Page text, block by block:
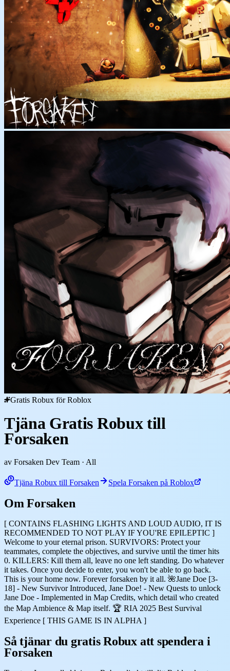
Gratis Robux för Roblox
Tjäna Gratis Robux till
Forsaken
av Forsaken Dev Team · All
Tjäna Robux till Forsaken Spela Forsaken på Roblox
Om Forsaken
[ CONTAINS FLASHING LIGHTS AND LOUD AUDIO, IT IS
RECOMMENDED TO NOT PLAY IF YOU'RE EPILEPTIC ]
Welcome to your eternal prison. SURVIVORS: Protect your
teammates, complete the objectives, and survive until the timer hits
0. KILLERS: Kill them all, leave no one left standing. Do whatever
it takes. Once you decide to enter, you won't be able to go back.
This is your home now. Forever forsaken by it all. 🌺Jane Doe [3-
18] - New Survivor Introduced, Jane Doe! - New Quests to unlock
Jane Doe - Implemented in Map Credits, which detail who created
the Map Ambience & Map itself. 🏆 RIA 2025 Best Survival
Experience [ THIS GAME IS IN ALPHA ]
Så tjänar du gratis Robux att spendera i
Forsaken